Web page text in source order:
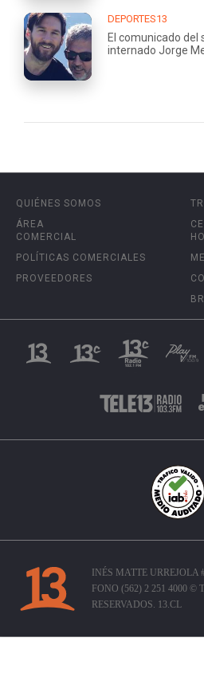
DEPORTES13
El comunicado
internado Jorge
QUIÉNES SOMOS
ÁREA
COMERCIAL
POLÍTICAS COMERCIALES
PROVEEDORES
INÉS MATTE URREJOLA
FONO (562) 2 251 4000 ©
RESERVADOS. 13.CL